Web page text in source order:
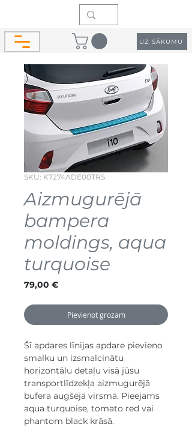
UZ SĀKUMU
SKU: K7274ADE00TRS
Aizmugurējā
bampera
moldings, aqua
turquoise
79,00 €Cena
Pievienot grozam
Šī apdares līnijas apdare pievieno
smalku un izsmalcinātu
horizontālu detaļu visā jūsu
transportlīdzekļa aizmugurējā
bufera augšējā virsmā. Pieejams
aqua turquoise, tomato red vai
phantom black krāsā.